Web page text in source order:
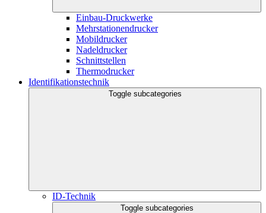
Einbau-Druckwerke
Mehrstationendrucker
Mobildrucker
Nadeldrucker
Schnittstellen
Thermodrucker
Identifikationstechnik
Toggle subcategories
ID-Technik
Toggle subcategories